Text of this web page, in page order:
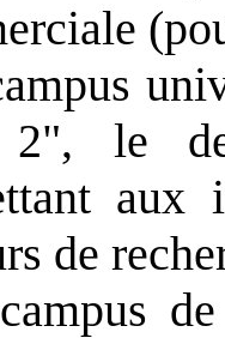
le
aux
de